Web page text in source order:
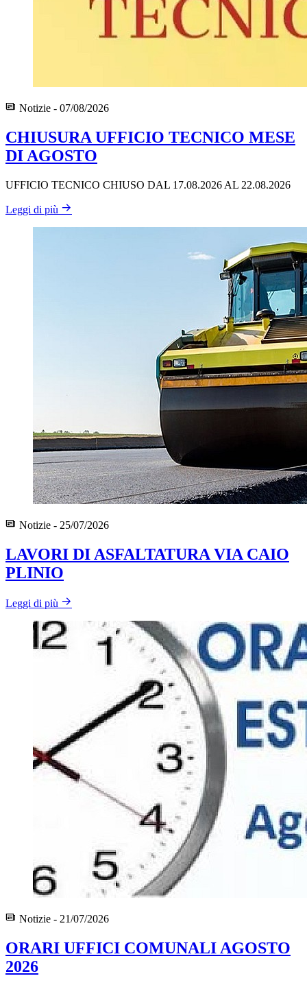
Notizie - 07/08/2026
CHIUSURA UFFICIO TECNICO MESE
DI AGOSTO
UFFICIO TECNICO CHIUSO DAL 17.08.2026 AL 22.08.2026
Leggi di più
Notizie - 25/07/2026
LAVORI DI ASFALTATURA VIA CAIO
PLINIO
Leggi di più
Notizie - 21/07/2026
ORARI UFFICI COMUNALI AGOSTO
2026